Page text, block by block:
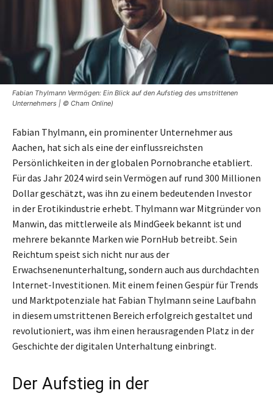
Fabian Thylmann Vermögen: Ein Blick auf den Aufstieg des umstrittenen
Unternehmers | © Cham Online)
Fabian Thylmann, ein prominenter Unternehmer aus
Aachen, hat sich als eine der einflussreichsten
Persönlichkeiten in der globalen Pornobranche etabliert.
Für das Jahr 2024 wird sein Vermögen auf rund 300 Millionen
Dollar geschätzt, was ihn zu einem bedeutenden Investor
in der Erotikindustrie erhebt. Thylmann war Mitgründer von
Manwin, das mittlerweile als MindGeek bekannt ist und
mehrere bekannte Marken wie PornHub betreibt. Sein
Reichtum speist sich nicht nur aus der
Erwachsenenunterhaltung, sondern auch aus durchdachten
Internet-Investitionen. Mit einem feinen Gespür für Trends
und Marktpotenziale hat Fabian Thylmann seine Laufbahn
in diesem umstrittenen Bereich erfolgreich gestaltet und
revolutioniert, was ihm einen herausragenden Platz in der
Geschichte der digitalen Unterhaltung einbringt.
Der Aufstieg in der